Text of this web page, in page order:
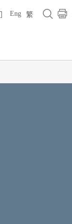
Eng 繁